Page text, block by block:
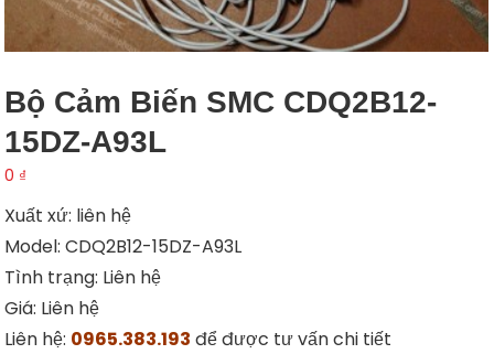
Bộ Cảm Biến SMC CDQ2B12-
15DZ-A93L
0 ₫
Xuất xứ: liên hệ
Model: CDQ2B12-15DZ-A93L
Tình trạng: Liên hệ
Giá: Liên hệ
Liên hệ: 0965.383.193 để được tư vấn chi tiết